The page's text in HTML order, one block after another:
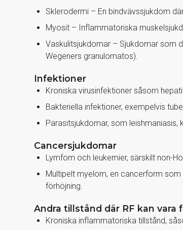
Sklerodermi – En bindvävssjukdom
Myosit – Inflammatoriska
Vaskulitsjukdomar – Sjukdomar som
Wegeners granulomatos).
Infektioner
Kroniska virusinfektioner såsom
Bakteriella infektioner, exempelvis
Parasitsjukdomar, som leishmaniasis,
Cancersjukdomar
Lymfom och leukemier, särskilt non-
Multipelt myelom, en cancerform
förhöjning.
Andra tillstånd där RF kan vara
Kroniska inflammatoriska tillstånd,